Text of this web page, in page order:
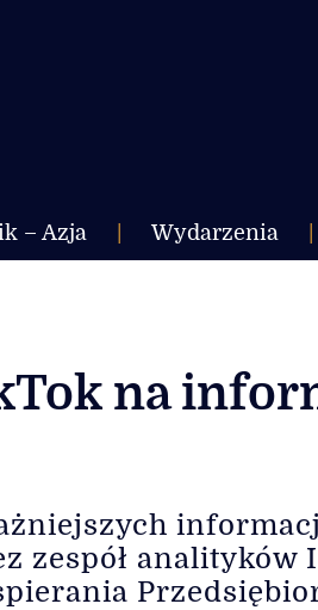
– Azja Wydarzenia
na
zespół analityków